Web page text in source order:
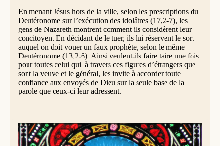
En menant Jésus hors de la ville, selon les prescriptions du
Deutéronome sur l’exécution des idolâtres (17,2-7), les
gens de Nazareth montrent comment ils considèrent leur
concitoyen. En décidant de le tuer, ils lui réservent le sort
auquel on doit vouer un faux prophète, selon le même
Deutéronome (13,2-6). Ainsi veulent-ils faire taire une fois
pour toutes celui qui, à travers ces figures d’étrangers que
sont la veuve et le général, les invite à accorder toute
confiance aux envoyés de Dieu sur la seule base de la
parole que ceux-ci leur adressent.